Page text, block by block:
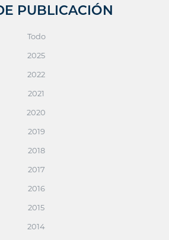
PUBLICACIÓN
Todo
2025
2022
2021
2020
2019
2018
2017
2016
2015
2014